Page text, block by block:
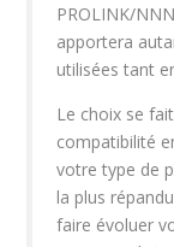
PROLINK/
apportera
utilisées tant
Le choix se
compatibilité
votre type de
la plus
faire évoluer